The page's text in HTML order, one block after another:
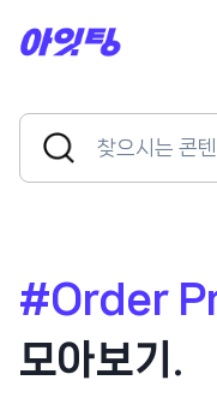
Search
Search
Button
#Order
모아보기.